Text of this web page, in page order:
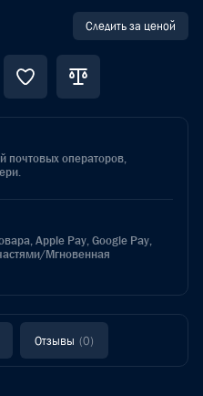
Следить за ценой
почтовых операторов,
Apple Pay, Google Pay,
Мгновенная
Отзывы (0)